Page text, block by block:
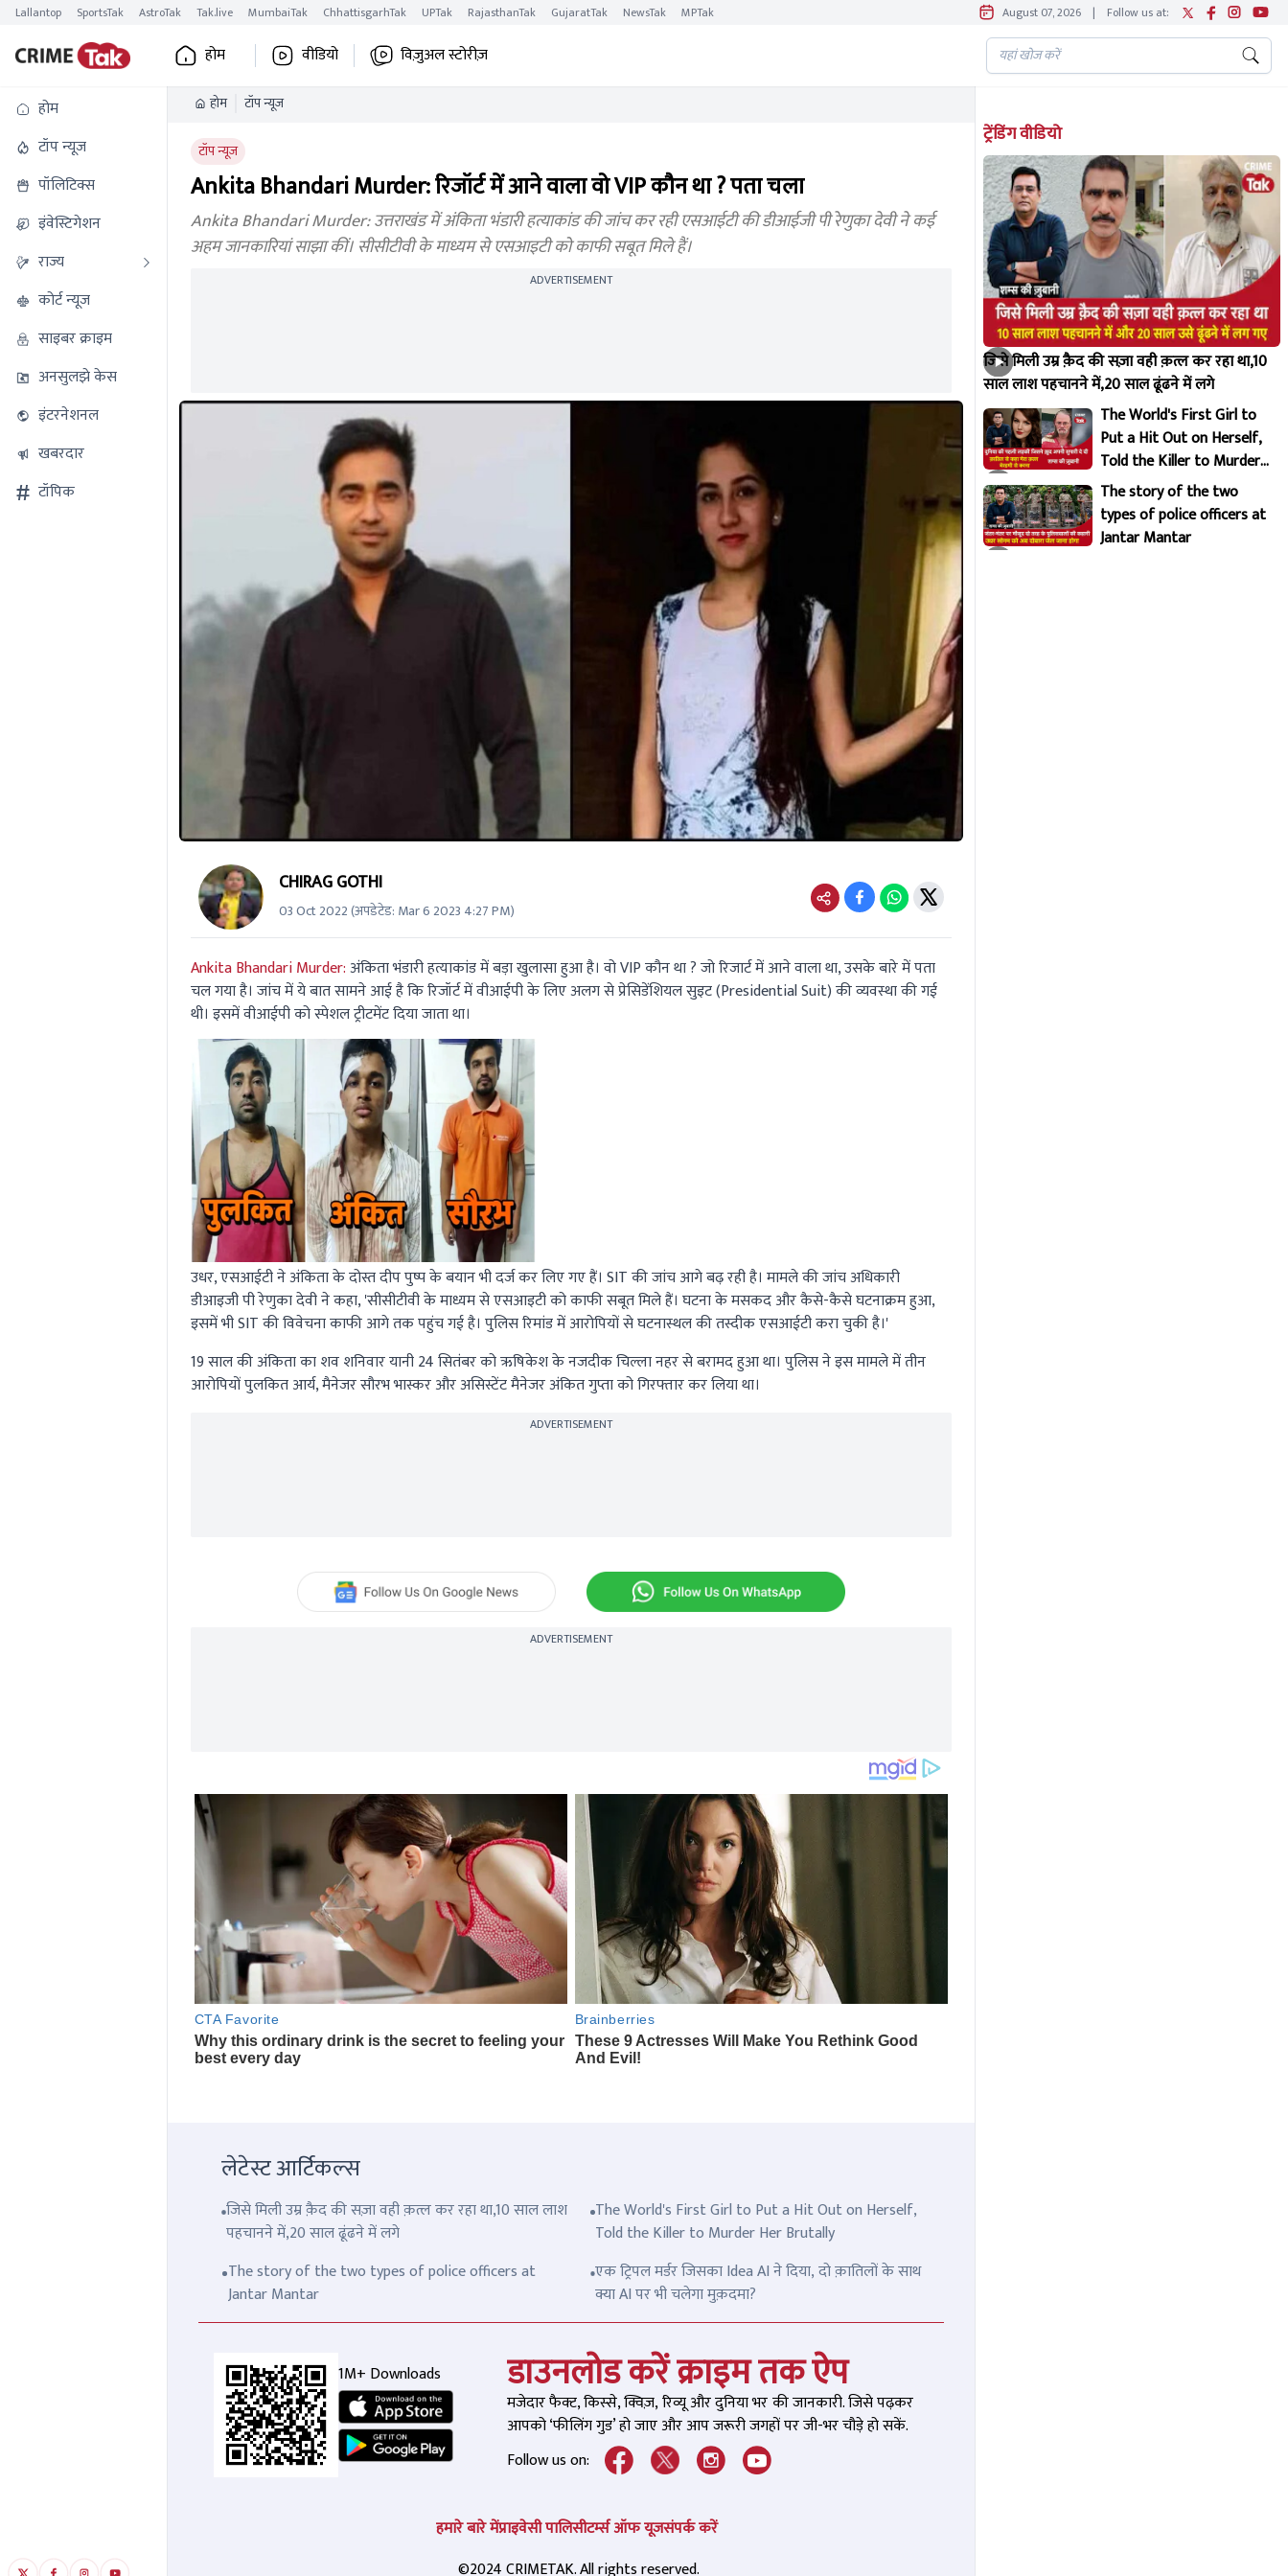
Lallantop SportsTak AstroTak Tak.live MumbaiTak ChhattisgarhTak UPTak RajasthanTak GujaratTak NewsTak MPTak August 07, 2026 | Follow us at:
होम वीडियो विज़ुअल स्टोरीज़
होम
टॉप न्यूज
पॉलिटिक्स
इंवेस्टिगेशन
राज्य
कोर्ट न्यूज
साइबर क्राइम
अनसुलझे केस
इंटरनेशनल
खबरदार
टॉपिक
होम टॉप न्यूज
टॉप न्यूज
Ankita Bhandari Murder: रिजॉर्ट में आने वाला वो VIP कौन था ? पता चला
Ankita Bhandari Murder: उत्तराखंड में अंकिता भंडारी हत्याकांड की जांच कर रही एसआईटी की डीआईजी पी रेणुका देवी ने कई
अहम जानकारियां साझा कीं। सीसीटीवी के माध्यम से एसआइटी को काफी सबूत मिले हैं।
ADVERTISEMENT
CHIRAG GOTHI
03 Oct 2022(अपडेटेड: Mar 6 2023 4:27 PM)
Ankita Bhandari Murder:अंकिता भंडारी हत्याकांड में बड़ा खुलासा हुआ है। वो VIP कौन था ? जो रिजार्ट में आने वाला था, उसके बारे में पता
चल गया है। जांच में ये बात सामने आई है कि रिजॉर्ट में वीआईपी के लिए अलग से प्रेसिडेंशियल सुइट (Presidential Suit) की व्यवस्था की गई
थी। इसमें वीआईपी को स्पेशल ट्रीटमेंट दिया जाता था।
उधर, एसआईटी ने अंकिता के दोस्त दीप पुष्प के बयान भी दर्ज कर लिए गए हैं। SIT की जांच आगे बढ़ रही है। मामले की जांच अधिकारी
डीआइजी पी रेणुका देवी ने कहा, 'सीसीटीवी के माध्यम से एसआइटी को काफी सबूत मिले हैं। घटना के मसकद और कैसे-कैसे घटनाक्रम हुआ,
इसमें भी SIT की विवेचना काफी आगे तक पहुंच गई है। पुलिस रिमांड में आरोपियों से घटनास्थल की तस्दीक एसआईटी करा चुकी है।'
19 साल की अंकिता का शव शनिवार यानी 24 सितंबर को ऋषिकेश के नजदीक चिल्ला नहर से बरामद हुआ था। पुलिस ने इस मामले में तीन
आरोपियों पुलकित आर्य, मैनेजर सौरभ भास्कर और असिस्टेंट मैनेजर अंकित गुप्ता को गिरफ्तार कर लिया था।
ADVERTISEMENT
ADVERTISEMENT
लेटेस्ट आर्टिकल्स
जिसे मिली उम्र क़ैद की सज़ा वही क़त्ल कर रहा था,10 साल लाश
पहचानने में,20 साल ढूंढने में लगे
The World's First Girl to Put a Hit Out on Herself,
Told the Killer to Murder Her Brutally
The story of the two types of police officers at
Jantar Mantar
एक ट्रिपल मर्डर जिसका Idea AI ने दिया, दो क़ातिलों के साथ
क्या AI पर भी चलेगा मुक़दमा?
1M+ Downloads डाउनलोड करें क्राइम तक ऐप
मजेदार फैक्ट, किस्से, क्विज़, रिव्यू और दुनिया भर की जानकारी. जिसे पढ़कर
आपको ‘फीलिंग गुड’ हो जाए और आप जरूरी जगहों पर जी-भर चौड़े हो सकें.
Follow us on:
हमारे बारे मेंप्राइवेसी पालिसीटर्म्स ऑफ यूजसंपर्क करें
©2024 CRIMETAK. All rights reserved.
ट्रेंडिंग वीडियो
जिसे मिली उम्र क़ैद की सज़ा वही क़त्ल कर रहा था,10
साल लाश पहचानने में,20 साल ढूंढने में लगे
The World's First Girl to
Put a Hit Out on Herself,
Told the Killer to Murder
Her Brutally
The story of the two
types of police officers at
Jantar Mantar